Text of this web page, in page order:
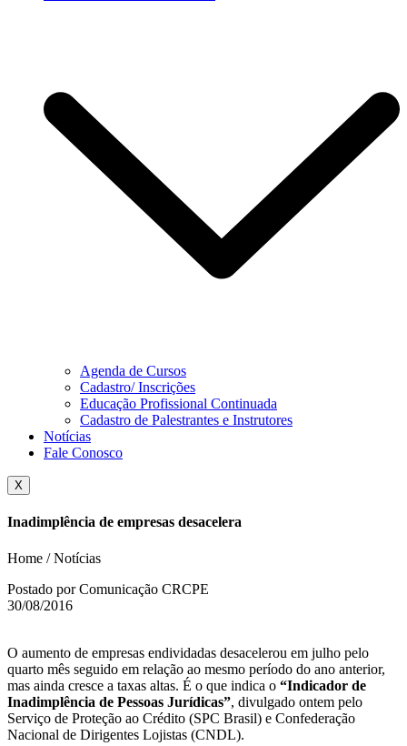
Agenda de Cursos
Cadastro/ Inscrições
Educação Profissional Continuada
Cadastro de Palestrantes e Instrutores
Notícias
Fale Conosco
X
Inadimplência de empresas desacelera
Home / Notícias
Postado por Comunicação CRCPE
30/08/2016
O aumento de empresas endividadas desacelerou em julho pelo
quarto mês seguido em relação ao mesmo período do ano anterior,
mas ainda cresce a taxas altas. É o que indica o “Indicador de
Inadimplência de Pessoas Jurídicas”, divulgado ontem pelo
Serviço de Proteção ao Crédito (SPC Brasil) e Confederação
Nacional de Dirigentes Lojistas (CNDL).